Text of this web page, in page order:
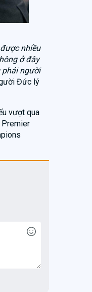
nhiều
ở đây
phải người
Đức lý
vượt qua
Premier